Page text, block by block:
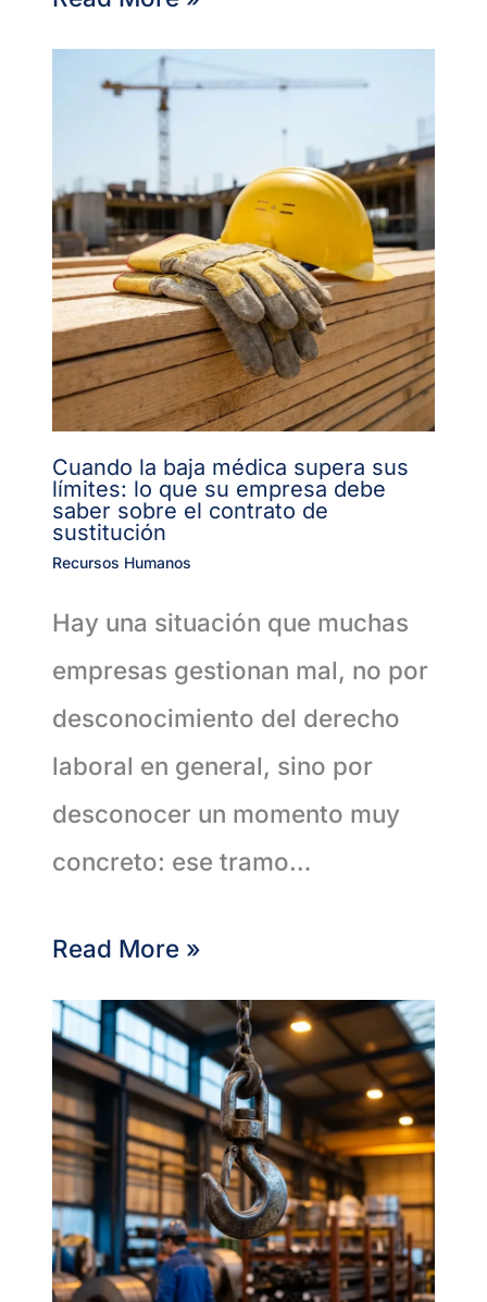
Cuando la baja médica supera sus
límites: lo que su empresa debe
saber sobre el contrato de
sustitución
Recursos Humanos
Hay una situación que muchas
empresas gestionan mal, no por
desconocimiento del derecho
laboral en general, sino por
desconocer un momento muy
concreto: ese tramo…
Read More »